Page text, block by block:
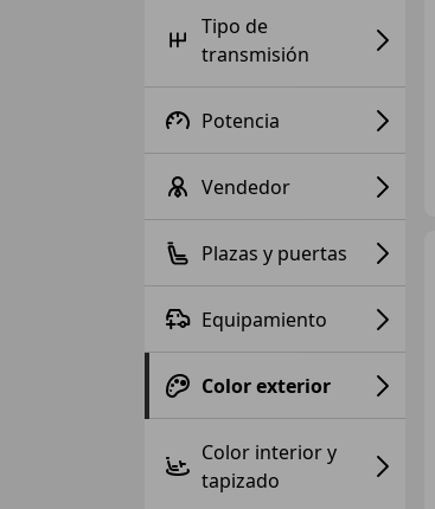
Tipo de
transmisión
Potencia
Vendedor
Plazas y puertas
Equipamiento
Color exterior
Color interior y
tapizado